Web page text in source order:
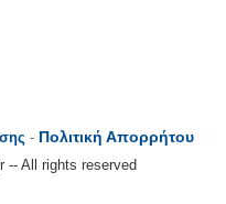
- Πολιτική Απορρήτου
-- All rights reserved